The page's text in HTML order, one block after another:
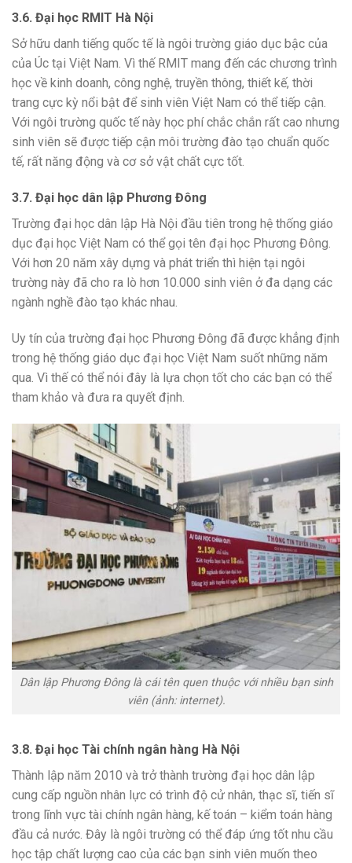
3.6. Đại học RMIT Hà Nội
Sở hữu danh tiếng quốc tế là ngôi trường giáo dục bậc của
của Úc tại Việt Nam. Vì thế RMIT mang đến các chương trình
học về kinh doanh, công nghệ, truyền thông, thiết kế, thời
trang cực kỳ nổi bật để sinh viên Việt Nam có thể tiếp cận.
Với ngôi trường quốc tế này học phí chắc chắn rất cao nhưng
sinh viên sẽ được tiếp cận môi trường đào tạo chuẩn quốc
tế, rất năng động và cơ sở vật chất cực tốt.
3.7. Đại học dân lập Phương Đông
Trường đại học dân lập Hà Nội đầu tiên trong hệ thống giáo
dục đại học Việt Nam có thể gọi tên đại học Phương Đông.
Với hơn 20 năm xây dựng và phát triển thì hiện tại ngôi
trường này đã cho ra lò hơn 10.000 sinh viên ở đa dạng các
ngành nghề đào tạo khác nhau.
Uy tín của trường đại học Phương Đông đã được khẳng định
trong hệ thống giáo dục đại học Việt Nam suốt những năm
qua. Vì thế có thể nói đây là lựa chọn tốt cho các bạn có thể
tham khảo và đưa ra quyết định.
Dân lập Phương Đông là cái tên quen thuộc với nhiều bạn sinh
viên (ảnh: internet).
3.8. Đại học Tài chính ngân hàng Hà Nội
Thành lập năm 2010 và trở thành trường đại học dân lập
cung cấp nguồn nhân lực có trình độ cử nhân, thạc sĩ, tiến sĩ
trong lĩnh vực tài chính ngân hàng, kế toán – kiểm toán hàng
đầu cả nước. Đây là ngôi trường có thể đáp ứng tốt nhu cầu
học tập chất lượng cao của các bạn sinh viên muốn theo